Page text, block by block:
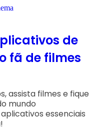
de
fã de filmes
assista filmes e fique
mundo
essenciais